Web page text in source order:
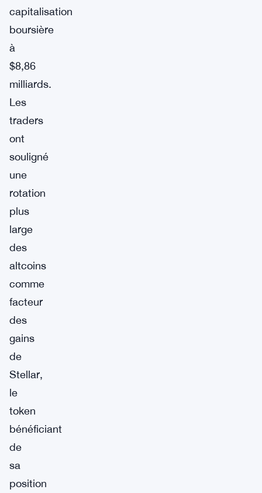
capitalisation
boursière
à
$8,86
milliards.
Les
traders
ont
souligné
une
rotation
plus
large
des
altcoins
comme
facteur
des
gains
de
Stellar,
le
token
bénéficiant
de
sa
position